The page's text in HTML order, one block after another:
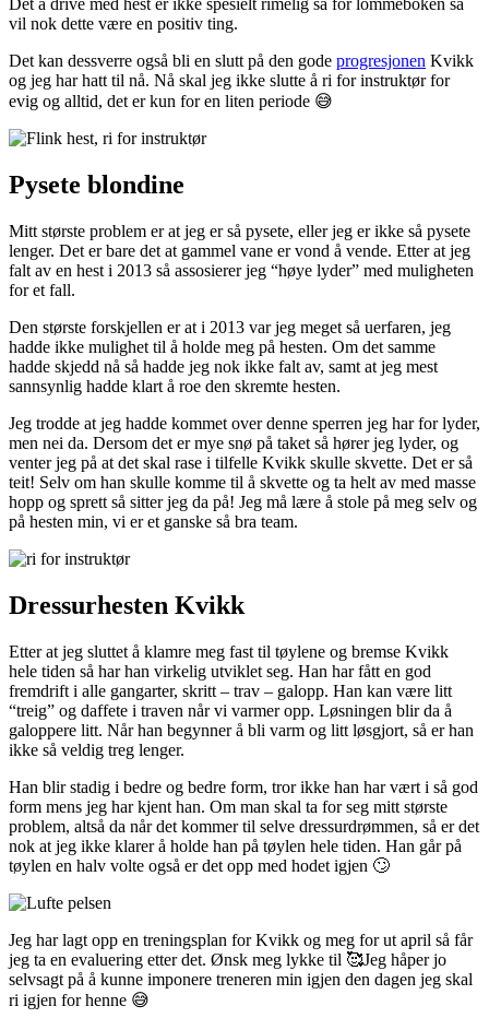
Det å drive med hest er ikke spesielt rimelig så for lommeboken så
vil nok dette være en positiv ting.
Det kan dessverre også bli en slutt på den gode progresjonen Kvikk
og jeg har hatt til nå. Nå skal jeg ikke slutte å ri for instruktør for
evig og alltid, det er kun for en liten periode 😅
Pysete blondine
Mitt største problem er at jeg er så pysete, eller jeg er ikke så pysete
lenger. Det er bare det at gammel vane er vond å vende. Etter at jeg
falt av en hest i 2013 så assosierer jeg “høye lyder” med muligheten
for et fall.
Den største forskjellen er at i 2013 var jeg meget så uerfaren, jeg
hadde ikke mulighet til å holde meg på hesten. Om det samme
hadde skjedd nå så hadde jeg nok ikke falt av, samt at jeg mest
sannsynlig hadde klart å roe den skremte hesten.
Jeg trodde at jeg hadde kommet over denne sperren jeg har for lyder,
men nei da. Dersom det er mye snø på taket så hører jeg lyder, og
venter jeg på at det skal rase i tilfelle Kvikk skulle skvette. Det er så
teit! Selv om han skulle komme til å skvette og ta helt av med masse
hopp og sprett så sitter jeg da på! Jeg må lære å stole på meg selv og
på hesten min, vi er et ganske så bra team.
Dressurhesten Kvikk
Etter at jeg sluttet å klamre meg fast til tøylene og bremse Kvikk
hele tiden så har han virkelig utviklet seg. Han har fått en god
fremdrift i alle gangarter, skritt – trav – galopp. Han kan være litt
“treig” og daffete i traven når vi varmer opp. Løsningen blir da å
galoppere litt. Når han begynner å bli varm og litt løsgjort, så er han
ikke så veldig treg lenger.
Han blir stadig i bedre og bedre form, tror ikke han har vært i så god
form mens jeg har kjent han. Om man skal ta for seg mitt største
problem, altså da når det kommer til selve dressurdrømmen, så er det
nok at jeg ikke klarer å holde han på tøylen hele tiden. Han går på
tøylen en halv volte også er det opp med hodet igjen 🙄
Jeg har lagt opp en treningsplan for Kvikk og meg for ut april så får
jeg ta en evaluering etter det. Ønsk meg lykke til 🥰Jeg håper jo
selvsagt på å kunne imponere treneren min igjen den dagen jeg skal
ri igjen for henne 😅